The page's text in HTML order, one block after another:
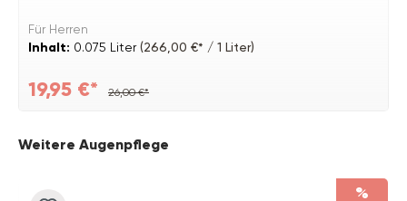
Für Herren
Inhalt: 0.075 Liter(266,00 €* / 1 Liter)
19,95 €* 26,00 €*
Produktgalerie überspringen
Weitere Augenpflege
%